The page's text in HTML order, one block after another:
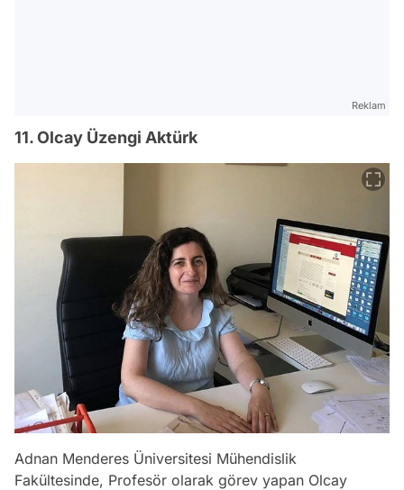
Reklam
11. Olcay Üzengi Aktürk
Adnan Menderes Üniversitesi Mühendislik
Fakültesinde, Profesör olarak görev yapan Olcay